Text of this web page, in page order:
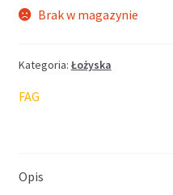
Brak w magazynie
Kategoria: Łożyska
FAG
Opis